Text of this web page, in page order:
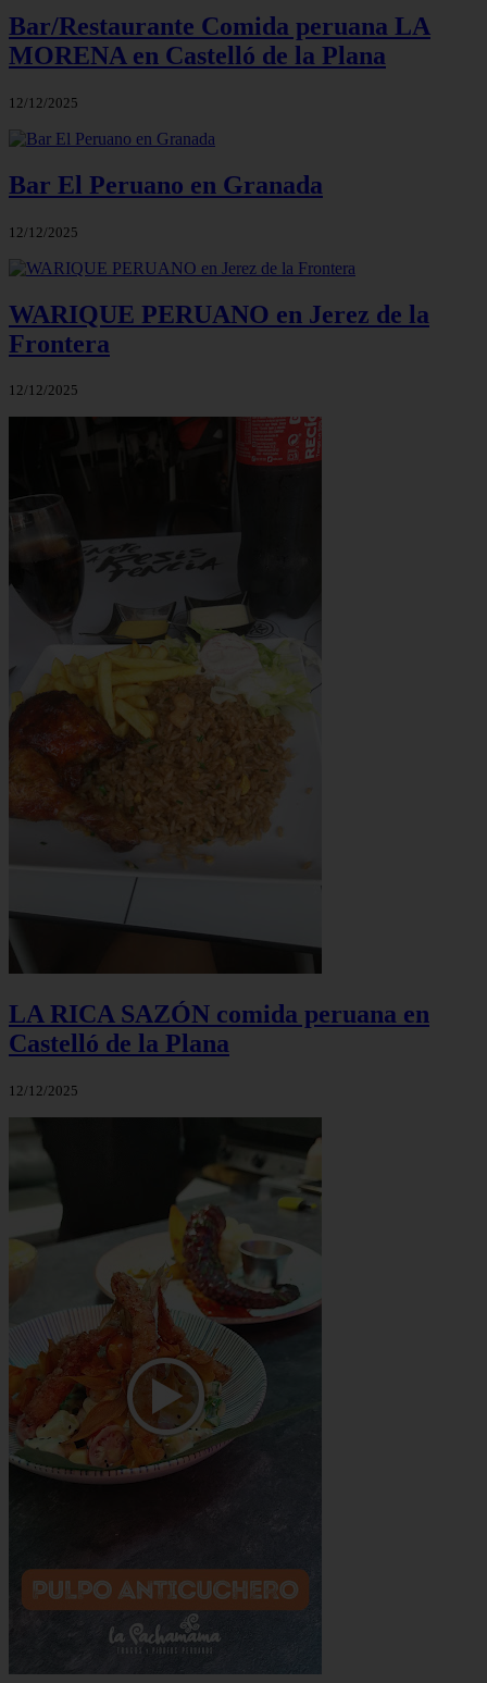
Bar/Restaurante Comida peruana LA
MORENA en Castelló de la Plana
12/12/2025
Bar El Peruano en Granada
12/12/2025
WARIQUE PERUANO en Jerez de la
Frontera
12/12/2025
LA RICA SAZÓN comida peruana en
Castelló de la Plana
12/12/2025